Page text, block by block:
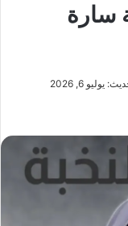
سارة
يوليو 6, 2026